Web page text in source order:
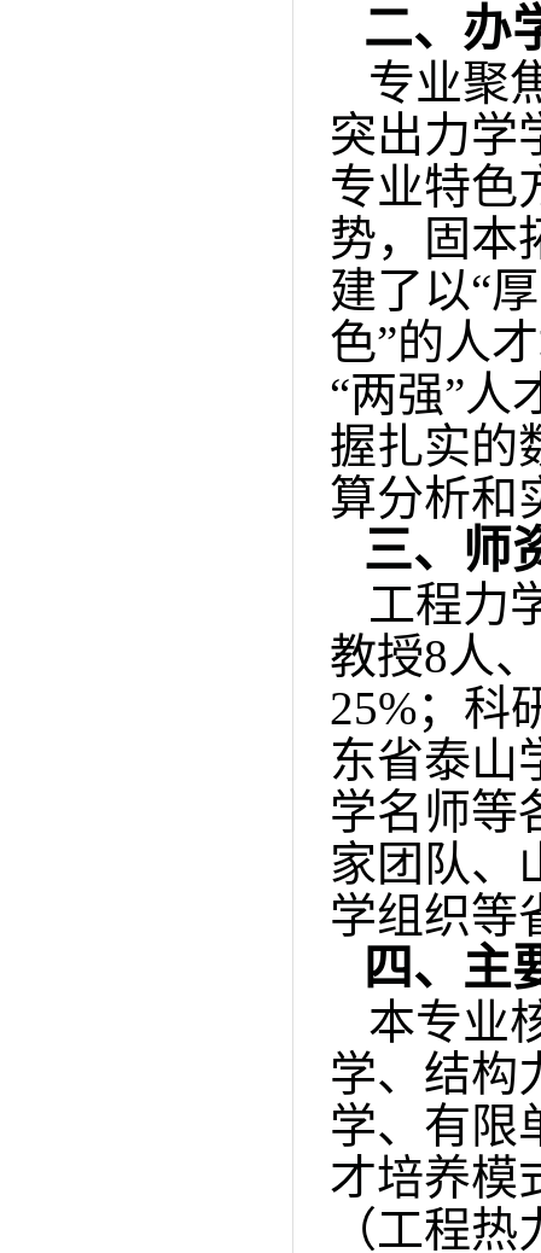
二、办
专业聚
突出力学
专业特色
势，固本
建了以“
色”的人
“两强”人
握扎实的
算分析和
三、师
工程力
教授8人
25%；科
东省泰山
学名师等
家团队、
学组织等
四、主
本专业
学、结构
学、有限
才培养模
（工程